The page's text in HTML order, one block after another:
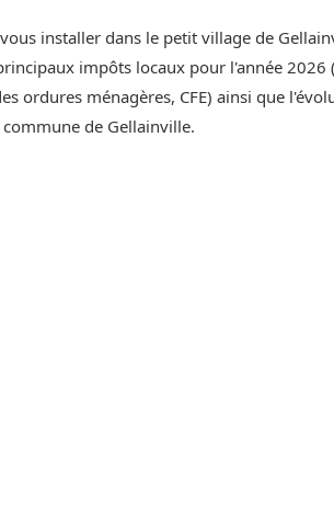
installer dans le petit village de
impôts locaux pour l'année
ordures ménagères, CFE) ainsi que
de Gellainville.